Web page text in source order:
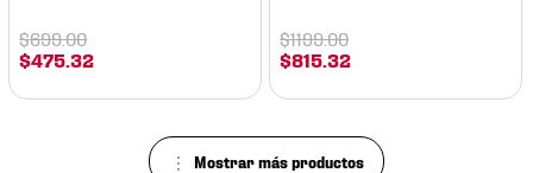
$475 .32
$699.00
$815 .32
$1199.00